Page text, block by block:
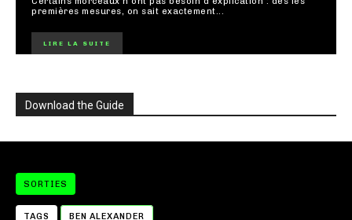
premières mesures, on sait exactement...
LIRE LA SUITE
Download the Guide
SORTIES
TAGS BEN ALEXANDER